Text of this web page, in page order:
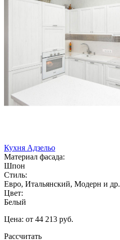
Кухня Адзельо
Материал фасада:
Шпон
Стиль:
Евро, Итальянский, Модерн и др.
Цвет:
Белый
Цена: от 44 213 руб.
Рассчитать